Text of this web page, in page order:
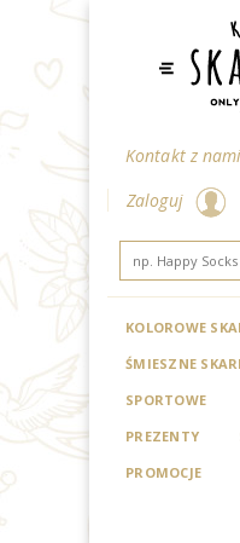
Kontakt z nami
Zaloguj
KOLOROWE
ŚMIESZNE
SPORTOWE
PREZENTY
PROMOCJE